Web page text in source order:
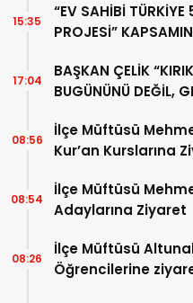
“EV SAHİBİ
PROJESİ”
15:35
BAŞKAN ÇELİK
BUGÜNÜNÜ DEĞİL,
17:04
İlçe Müftüsü
Kur’an Kurslarına
08:56
İlçe Müftüsü
Adaylarına Ziyaret
08:54
İlçe Müftüsü
Öğrencilerine
08:26